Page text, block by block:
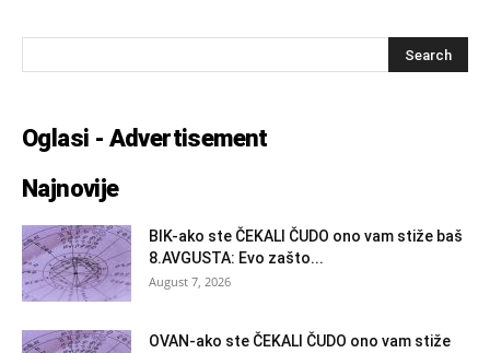
Oglasi - Advertisement
Najnovije
BIK-ako ste ČEKALI ČUDO ono vam stiže baš
8.AVGUSTA: Evo zašto...
August 7, 2026
OVAN-ako ste ČEKALI ČUDO ono vam stiže